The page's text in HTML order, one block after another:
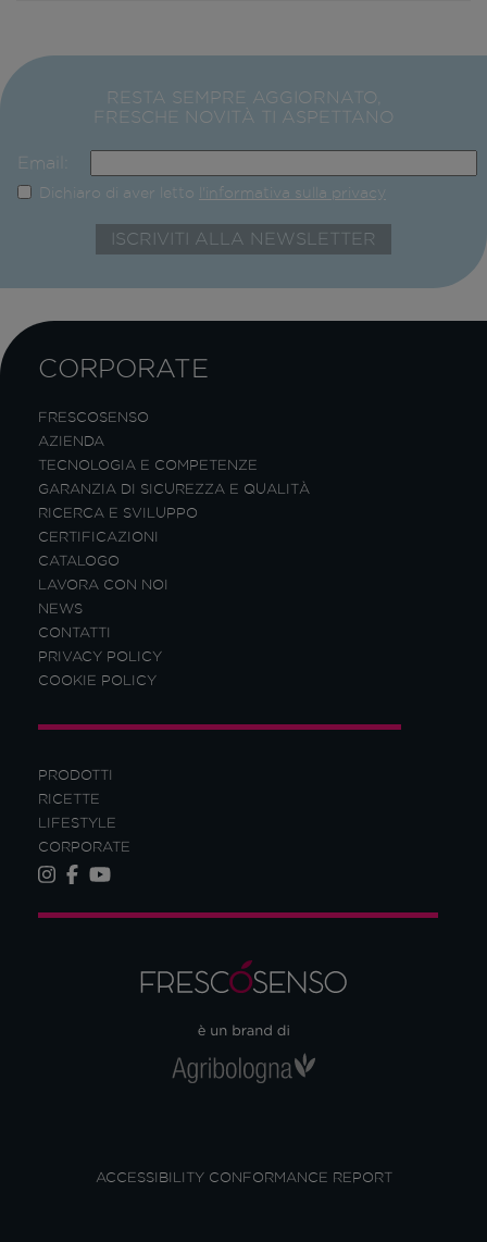
RESTA SEMPRE AGGIORNATO,
FRESCHE NOVITÀ TI ASPETTANO
Email:
Dichiaro di aver letto l'informativa sulla privacy
PRODOTTI
RICETTE
LIFESTYLE
CORPORATE
CORPORATE
FRESCOSENSO
AZIENDA
TECNOLOGIA E COMPETENZE
GARANZIA DI SICUREZZA E QUALITÀ
RICERCA E SVILUPPO
CERTIFICAZIONI
CATALOGO
LAVORA CON NOI
NEWS
CONTATTI
PRIVACY POLICY
COOKIE POLICY
ACCESSIBILITY CONFORMANCE REPORT